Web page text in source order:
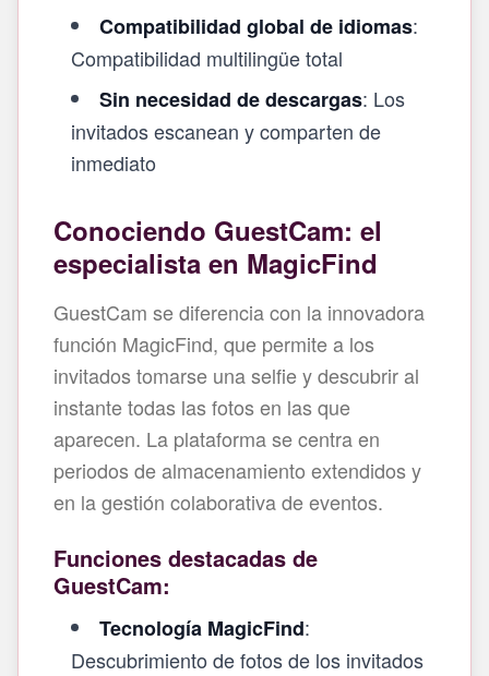
Compatibilidad global de idiomas:
Compatibilidad multilingüe total
Sin necesidad de descargas: Los
invitados escanean y comparten de
inmediato
Conociendo GuestCam: el
especialista en MagicFind
GuestCam se diferencia con la innovadora
función MagicFind, que permite a los
invitados tomarse una selfie y descubrir al
instante todas las fotos en las que
aparecen. La plataforma se centra en
periodos de almacenamiento extendidos y
en la gestión colaborativa de eventos.
Funciones destacadas de
GuestCam:
Tecnología MagicFind:
Descubrimiento de fotos de los invitados